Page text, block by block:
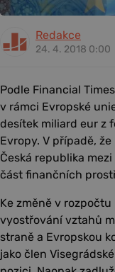
Redakce
24. 4. 2018 0:00
Podle Financial
v rámci Evropské
desítek miliard eur z
Evropy. V případě,
Česká republika
část finančních
Ke změně v
vyostřování vztahů
straně a Evropskou
jako člen